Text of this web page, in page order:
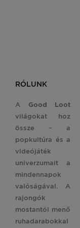
RÓLUNK
A Good Loot
világokat hoz
össze – a
popkultúra és a
videójáték
univerzumait a
mindennapok
valóságával. A
rajongók
mostantól menő
ruhadarabokkal